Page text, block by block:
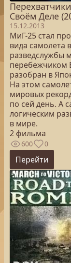
Своём Деле
15.12.2013
МиГ-25 стал
вида самолета
разведслужбы
перебежчиком
разобран в
На этом
мировых
по сей день. А
логическим
в мире.
2 фильма
600 0
Перейти